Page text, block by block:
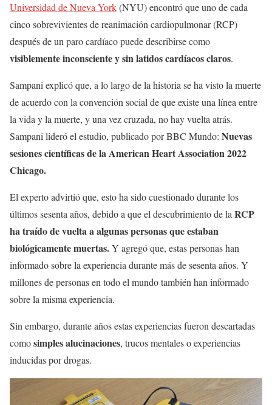
Universidad de Nueva York(NYU) encontró que uno de cada
cinco sobrevivientes de reanimación cardiopulmonar (RCP)
después de un paro cardíaco puede describirse como
visiblemente inconsciente y sin latidos cardíacos claros.
Sampani explicó que, a lo largo de la historia se ha visto la muerte
de acuerdo con la convención social de que existe una línea entre
la vida y la muerte, y una vez cruzada, no hay vuelta atrás.
Sampani lideró el estudio, publicado por BBC Mundo: Nuevas
sesiones científicas de la American Heart Association 2022
Chicago.
El experto advirtió que, esto ha sido cuestionado durante los
últimos sesenta años, debido a que el descubrimiento de la RCP
ha traído de vuelta a algunas personas que estaban
biológicamente muertas.Y agregó que, estas personas han
informado sobre la experiencia durante más de sesenta años. Y
millones de personas en todo el mundo también han informado
sobre la misma experiencia.
Sin embargo, durante años estas experiencias fueron descartadas
comosimples alucinaciones, trucos mentales o experiencias
inducidas por drogas.